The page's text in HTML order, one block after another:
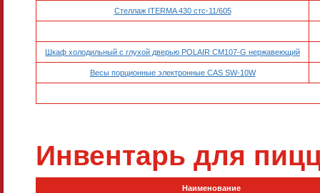
Стеллаж ITERMA 430 стс-11/605
Шкаф холодильный с глухой дверью POLAIR CM107-G нержавеющий
Весы порционные электронные CAS SW-10W
Инвентарь для
Наименование